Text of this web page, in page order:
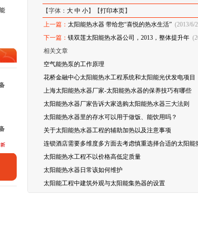
【字体： 大 中 小】【打印本页】
上一篇： 太阳能热水器 带给您“喜悦的热水生活” (2013/6/
下一篇： 镁双莲太阳能热水器公司，2013，整体提升年
相关文章
空气能热泵的工作原理
花桥金融中心太阳能热水工程系统和太阳能光伏发电项目
上海太阳能热水器厂家-太阳能热水器的保养技巧有哪些
太阳能热水器厂家告诉大家选购太阳能热水器三大法则
太阳能热水器里的存水可以用于做饭、能饮用吗？
关于太阳能热水器工程的辅助加热以及注意事项
连锁酒店需要多维度多方面去考虑慎重选择合适的太阳能
太阳能热水工程不以价格高低定质量
太阳能热水器日常该如何维护
太阳能工程中建筑外观与太阳能集热器的设置